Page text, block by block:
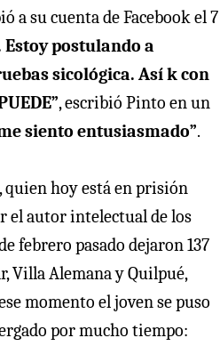
a su cuenta de Facebook el 7
Estoy postulando a
sicológica. Así k con
, escribió Pinto en un
siento entusiasmado”.
quien hoy está en prisión
el autor intelectual de los
febrero pasado dejaron 137
Villa Alemana y Quilpué,
momento el joven se puso
por mucho tiempo: